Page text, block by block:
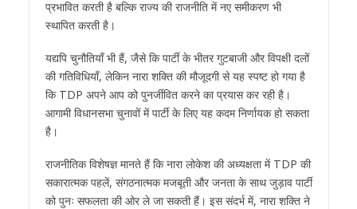
प्रभावित करती है बल्कि राज्य की राजनीति में नए समीकरण भी
स्थापित करती है।
यद्यपि चुनौतियाँ भी हैं, जैसे कि पार्टी के भीतर गुटबाजी और विपक्षी दलों
की गतिविधियाँ, लेकिन नारा शक्ति की मौजूदगी से यह स्पष्ट हो गया है
कि TDP अपने आप को पुनर्जीवित करने का प्रयास कर रही है।
आगामी विधानसभा चुनावों में पार्टी के लिए यह कदम निर्णायक हो सकता
है।
राजनीतिक विशेषज्ञ मानते हैं कि नारा लोकेश की अध्यक्षता में TDP की
सकारात्मक पहलें, संगठनात्मक मजबूती और जनता के साथ जुड़ाव पार्टी
को पुनः सफलता की ओर ले जा सकती हैं। इस संदर्भ में, नारा शक्ति ने